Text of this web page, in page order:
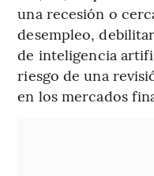
una recesión o
desempleo,
de inteligencia
riesgo de una
en los mercados